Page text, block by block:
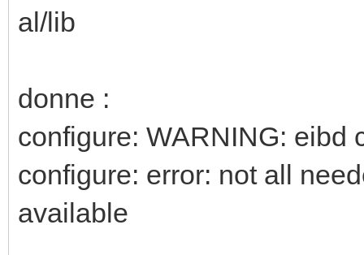
al/lib
donne :
configure: WARNING: eibd
configure: error: not all
available